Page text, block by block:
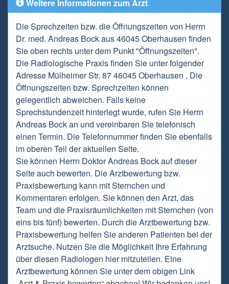
Weitere Informationen zum Arzt
Die Sprechzeiten bzw. die Öffnungszeiten von Herrn
Dr. med. Andreas Bock aus 46045 Oberhausen finden
Sie oben rechts unter dem Punkt "Öffnungszeiten".
Die Radiologische Praxis finden Sie unter folgender
Adresse Mülheimer Str. 87 46045 Oberhausen . Die
Öffnungszeiten bzw. Sprechzeiten können
gelegentlich abweichen. Falls keine
Sprechstundenzeit hinterlegt wurde, rufen Sie Herrn
Andreas Bock an und vereinbaren Sie telefonisch
einen Termin. Die Telefonnummer finden Sie ebenfalls
im oberen Teil der aktuellen Seite.
Sie können Herrn Doktor Andreas Bock auf dieser
Seite auch bewerten. Die Arztbewertung bzw.
Praxisbewertung kann mit Sternchen und
Kommentaren erfolgen. Sie können den Arzt, das
Team und die Praxisräumlichkeiten mit Sternchen (von
eins bis fünf) bewerten. Durch die Arztbewertung bzw.
Praxisbewertung helfen Sie anderen Patienten bei der
Arztsuche. Nutzen Sie die Möglichkeit Ihre Erfahrung
über diesen Radiologen hier mitzuteilen. Eine
Arztbewertung können Sie unter dem obigen Link